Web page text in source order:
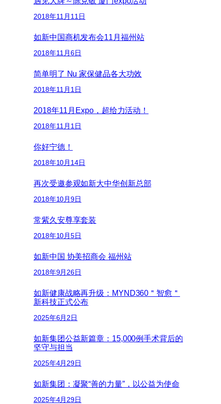
2018年11月11日
如新中国商机发布会11月福州站
2018年11月6日
简单明了 Nu 家保健品各大功效
2018年11月1日
2018年11月Expo，超给力活动！
2018年11月1日
你好宁德！
2018年10月14日
再次受邀参观如新大中华创新总部
2018年10月9日
常紫久安尊享套装
2018年10月5日
如新中国 协美招商会 福州站
2018年9月26日
如新健康战略再升级：MYND360＂智愈＂
新科技正式公布
2025年6月2日
如新集团公益新篇章：15,000例手术背后的
坚守与担当
2025年4月29日
如新集团：凝聚“善的力量”，以公益为使命
2025年4月29日